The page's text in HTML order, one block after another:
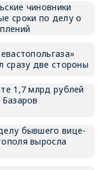
чиновники
сроки по делу о
сразу две стороны
1,7 млрд рублей
бывшего вице-
выросла